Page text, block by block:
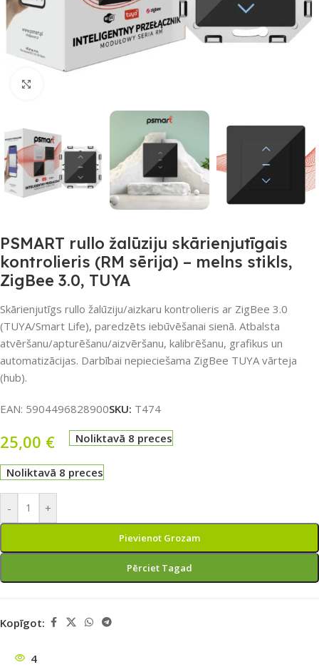
PSMART rullo žalūziju skārienjutīgais
kontrolieris (RM sērija) – melns stikls,
ZigBee 3.0, TUYA
Skārienjutīgs rullo žalūziju/aizkaru kontrolieris ar ZigBee 3.0
(TUYA/Smart Life), paredzēts iebūvēšanai sienā. Atbalsta
atvēršanu/apturēšanu/aizvēršanu, kalibrēšanu, grafikus un
automatizācijas. Darbībai nepieciešama ZigBee TUYA vārteja
(hub).
EAN: 5904496828900SKU: T474
25,00 € Noliktavā 8 preces
Noliktavā 8 preces
- +
Pievienot Grozam
Pērciet Tagad
Kopīgot:
4